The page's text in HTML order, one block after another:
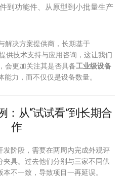
到功能件、从原型到小批量生产
解决方案提供商，长期基于
供技术支持与应用咨询，这让我们
会更加关注其是否具备工业级设备
能力，而不仅仅是设备数量。
：从“试试看”到长期合
作
发阶段，需要在两周内完成外观评
夹具。过去他们分别与三家不同供
不一致，导致项目一再延误。